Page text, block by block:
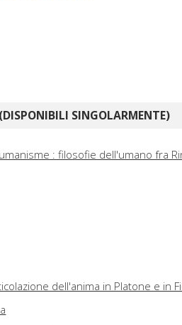
SINGOLARMENTE)
: filosofie dell'umano fra
dell'anima in Platone e in